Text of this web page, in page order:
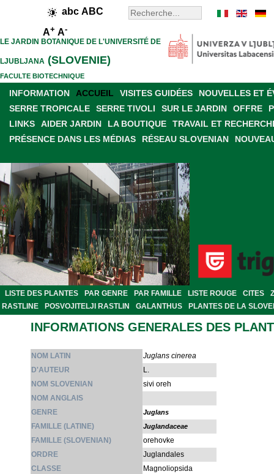
abc ABC
A+ A-
LE JARDIN BOTANIQUE DE L'UNIVERSITÉ DE
LJUBLJANA (SLOVENIE)
FACULTE BIOTECHNIQUE
INFORMATION ACCUEIL VISITES GUIDÉES
NOUVELLES ET
SERRE TROPICALE
SERRE TIVOLI SUR LE JARDIN OFFRE
LINKS
AIDER JARDIN LA BOUTIQUE
TRAVAIL ET
PRÉSENCE DANS LES MÉDIAS
RÉSEAU SLOVENIAN
LISTE DES PLANTES PAR GENRE PAR FAMILLE LISTE ROUGE CITES
RASTLINE
POSVOJITELJI RASTLIN GALANTHUS PLANTES DE LA
INFORMATIONS GENERALES DES
NOM LATIN
Juglans cinerea
D'AUTEUR
L.
NOM SLOVENIAN
sivi oreh
NOM ANGLAIS
GENRE
Juglans
FAMILLE (LATINE) Juglandaceae
FAMILLE (SLOVENIAN)
orehovke
ORDRE
Juglandales
CLASSE
Magnoliopsida